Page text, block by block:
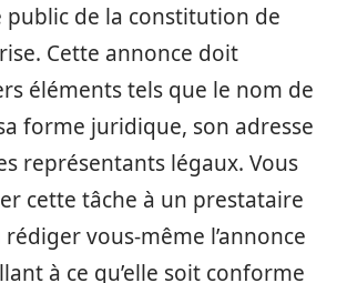
public de la constitution de
Cette annonce doit
éléments tels que le nom de
forme juridique, son adresse
représentants légaux. Vous
cette tâche à un prestataire
vous-même l’annonce
à ce qu’elle soit conforme